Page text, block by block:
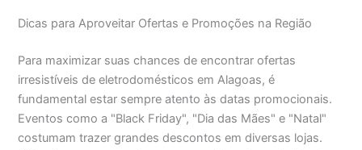
Dicas para Aproveitar Ofertas e Promoções na Região
Para maximizar suas chances de encontrar ofertas
irresistíveis de eletrodomésticos em Alagoas, é
fundamental estar sempre atento às datas promocionais.
Eventos como a "Black Friday", "Dia das Mães" e "Natal"
costumam trazer grandes descontos em diversas lojas.